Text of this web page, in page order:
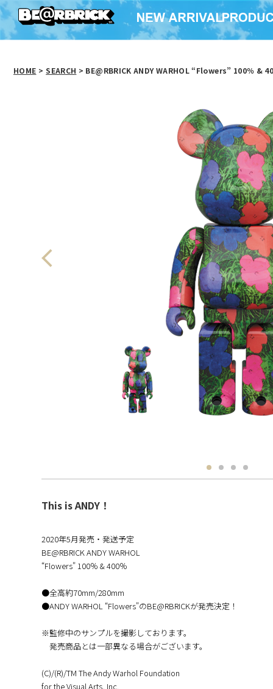
HOME > SEARCH > BE@RBRICK ANDY WARHOL “Flowers” 100％ &
This is ANDY！
2020年5月発売・発送予定
BE@RBRICK ANDY WARHOL
“Flowers" 100％ & 400％
●全高約70mm/280mm
●ANDY WARHOL “Flowers"のBE@RBRICKが発売決定！
※監修中のサンプルを撮影しております。
発売商品とは一部異なる場合がございます。
(C)/(R)/TM The Andy Warhol Foundation
for the Visual Arts, Inc.